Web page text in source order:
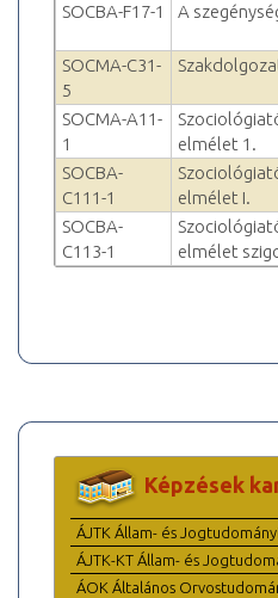
SOCBA-F17-1
A
SOCMA-C31-
5
SOCMA-A11-
1
elmélet 1.
SOCBA-
C111-1
elmélet I.
SOCBA-
C113-1
elmélet
Képzések
ÁJTK Állam- és
ÁJTK-KT Állam- és
ÁOK Általános